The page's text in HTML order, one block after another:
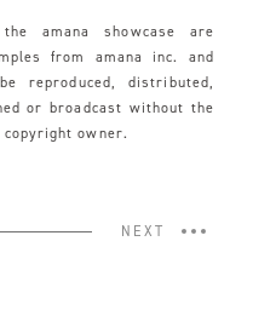
amana showcase are
from amana inc. and
reproduced, distributed,
or broadcast without the
owner.
NEXT